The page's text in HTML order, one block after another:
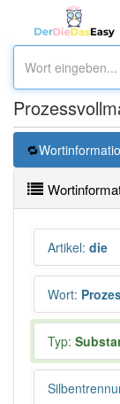
Artikel: die
Wort:
Typ: